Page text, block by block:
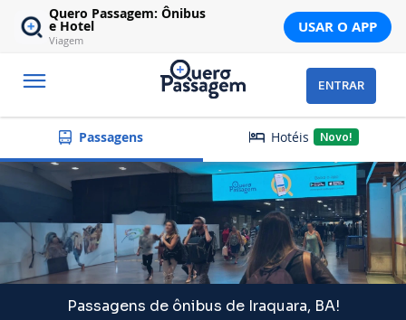
Quero Passagem: Ônibus
e Hotel
Viagem
USAR O APP
ENTRAR
Passagens Hotéis Novo!
Passagens de ônibus de Iraquara, BA!